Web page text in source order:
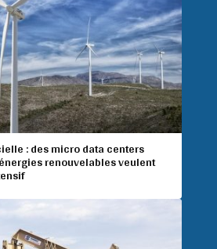
: des micro data centers
renouvelables veulent